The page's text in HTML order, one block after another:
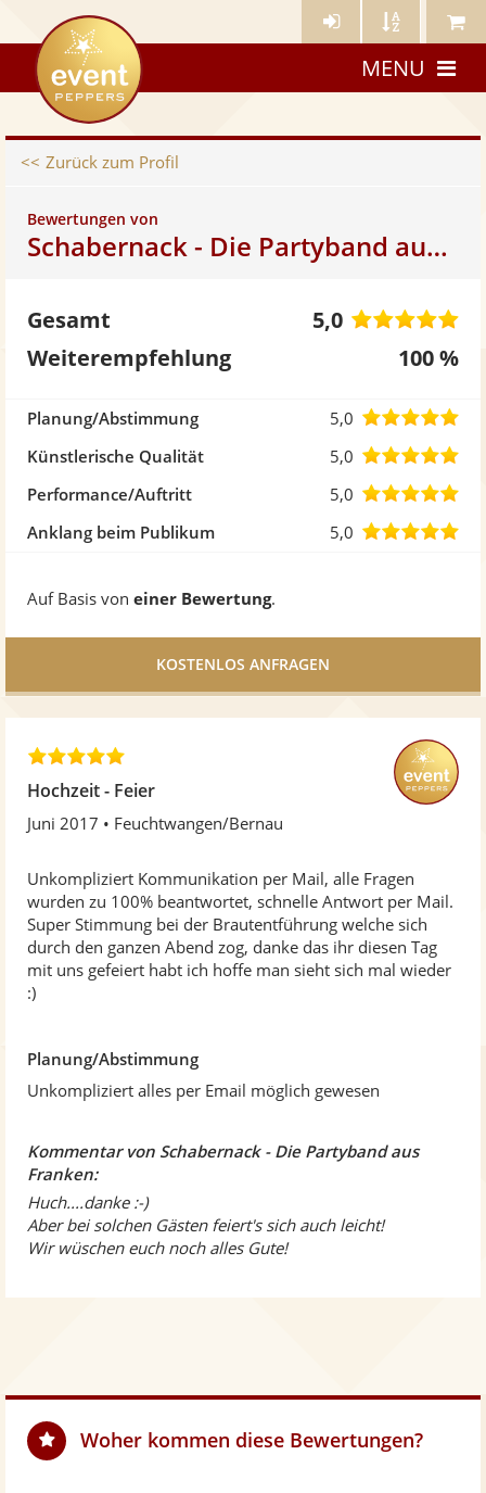
Künstler- Künstler Meine
eventpeppers
MENU
Zurück zum Profil
Bewertungen von
Schabernack - Die Partyband aus Franken
Gesamt 5,0
Weiterempfehlung 100 %
Planung/Abstimmung 5,0
5,0
von
5
Künstlerische Qualität 5,0
5,0
von
5
Performance/Auftritt 5,0
5,0
von
Anklang beim Publikum 5,0
5,0
Auf Basis von einer Bewertung.
5
0
v
n
5
n
Hochzeit - Feier
Juni 2017 Feuchtwangen/Bernau
Unkompliziert Kommunikation per Mail, alle Fragen
wurden zu 100% beantwortet, schnelle Antwort per Mail.
Super Stimmung bei der Brautentführung welche sich
durch den ganzen Abend zog, danke das ihr diesen Tag
mit uns gefeiert habt ich hoffe man sieht sich mal wieder
:)
Planung/Abstimmung
Unkompliziert alles per Email möglich gewesen
Kommentar von Schabernack - Die Partyband aus
Franken:
Huch....danke :-)
Aber bei solchen Gästen feiert's sich auch leicht!
Wir wüschen euch noch alles Gute!
Woher kommen diese Bewertungen?